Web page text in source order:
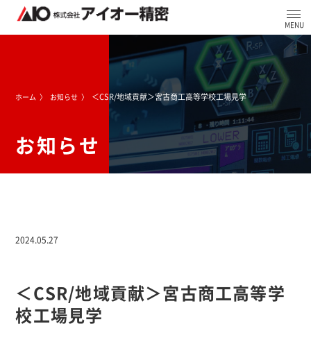
ホーム お知らせ ＜CSR/地域貢献＞宮古商工高等学校工場見学
お知らせ
2024.05.27
＜CSR/地域貢献＞宮古商工高等学
校工場見学